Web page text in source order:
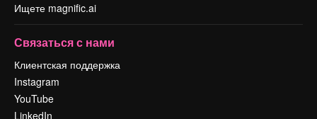
Ищете magnific.ai
Связаться с нами
Клиентская поддержка
Instagram
YouTube
LinkedIn